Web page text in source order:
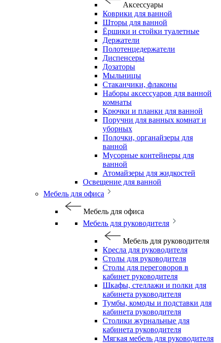
Аксессуары
Коврики для ванной
Шторы для ванной
Ёршики и стойки туалетные
Держатели
Полотенцедержатели
Диспенсеры
Дозаторы
Мыльницы
Стаканчики, флаконы
Наборы аксессуаров для ванной
комнаты
Крючки и планки для ванной
Поручни для ванных комнат и
уборных
Полочки, органайзеры для
ванной
Мусорные контейнеры для
ванной
Атомайзеры для жидкостей
Освещение для ванной
Мебель для офиса
Мебель для офиса
Мебель для руководителя
Мебель для руководителя
Кресла для руководителя
Столы для руководителя
Столы для переговоров в
кабинет руководителя
Шкафы, стеллажи и полки для
кабинета руководителя
Тумбы, комоды и подставки для
кабинета руководителя
Столики журнальные для
кабинета руководителя
Мягкая мебель для руководителя